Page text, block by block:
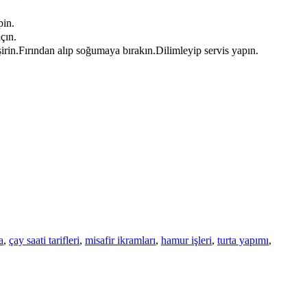
alıp soğumaya bırakın.Dilimleyip servis yapın.
, çay saati tarifleri, misafir ikramları, hamur işleri, turta yapımı,